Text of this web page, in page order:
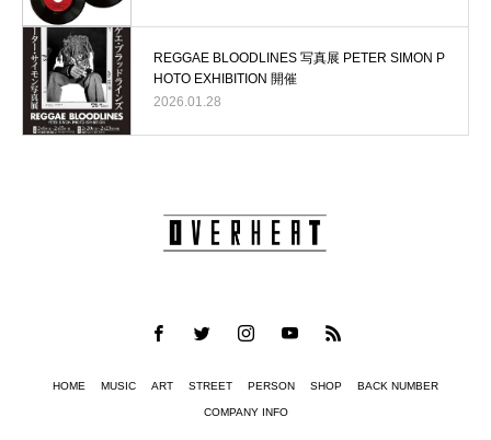
REGGAE BLOODLINES 写真展 PETER SIMON P
HOTO EXHIBITION 開催
2026.01.28
HOME MUSIC ART STREET PERSON SHOP BACK NUMBER
COMPANY INFO